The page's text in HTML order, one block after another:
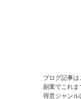
ブログ記事は
副業でこれま
得意ジャンル